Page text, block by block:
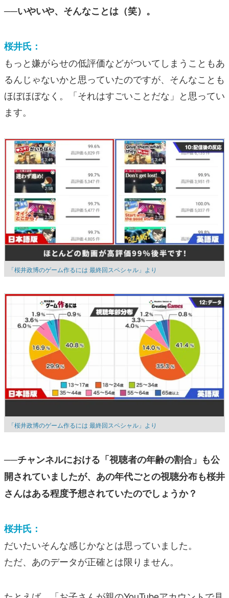
──いやいや、そんなことは（笑）。
桜井氏：
もっと嫌がらせの低評価などがついてしまうこともあ
るんじゃないかと思っていたのですが、そんなことも
ほぼほぼなく。「それはすごいことだな」と思ってい
ます。
「桜井政博のゲーム作るには 最終回スペシャル」より
「桜井政博のゲーム作るには 最終回スペシャル」より
──チャンネルにおける「視聴者の年齢の割合」も公
開されていましたが、あの年代ごとの視聴分布も桜井
さんはある程度予想されていたのでしょうか？
桜井氏：
だいたいそんな感じかなとは思っていました。
ただ、あのデータが正確とは限りません。